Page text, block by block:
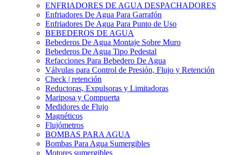
ENFRIADORES DE AGUA DESPACHADORES
Enfriadores De Agua Para Garrafón
Enfriadores De Agua Para Punto de Uso
BEBEDEROS DE AGUA
Bebederos De Agua Montaje Sobre Muro
Bebederos De Agua Tipo Pedestal
Refacciones Para Bebedero De Agua
Válvulas para Control de Presión, Flujo y Retención
Check | retención
Reductoras, Expulsoras y Limitadoras
Mariposa y Compuerta
Medidores de Flujo
Magnéticos
Flujómetros
BOMBAS PARA AGUA
Bombas Para Agua Sumergibles
Motores sumergibles